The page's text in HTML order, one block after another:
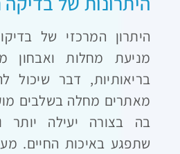
היתרון המרכזי של
מניעת מחלות ואבחון
בריאותיות, דבר שיכול
מאתרים מחלה בשלבים
בה בצורה יעילה יותר
שתפגע באיכות החיים.